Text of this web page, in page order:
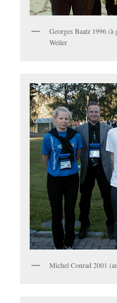
Georges Baatz 1996
Weiler
Michel Conrad 2001